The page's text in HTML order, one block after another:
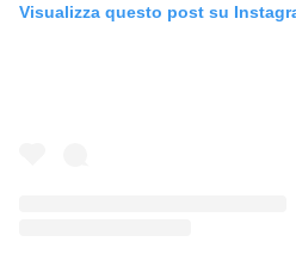
Visualizza questo post su